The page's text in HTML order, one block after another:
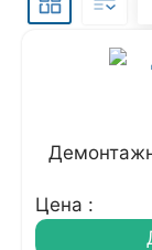
Цена :